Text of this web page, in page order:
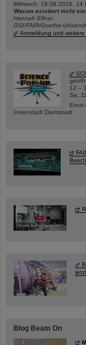
Mittwoch, 19.08.2026, 14
Warum existiert nicht
Hannah Elfner,
GSI/FAIR/Goethe-
Anmeldung und
12 –
Sa,
Innenstadt Darmstadt
Blog Beam On